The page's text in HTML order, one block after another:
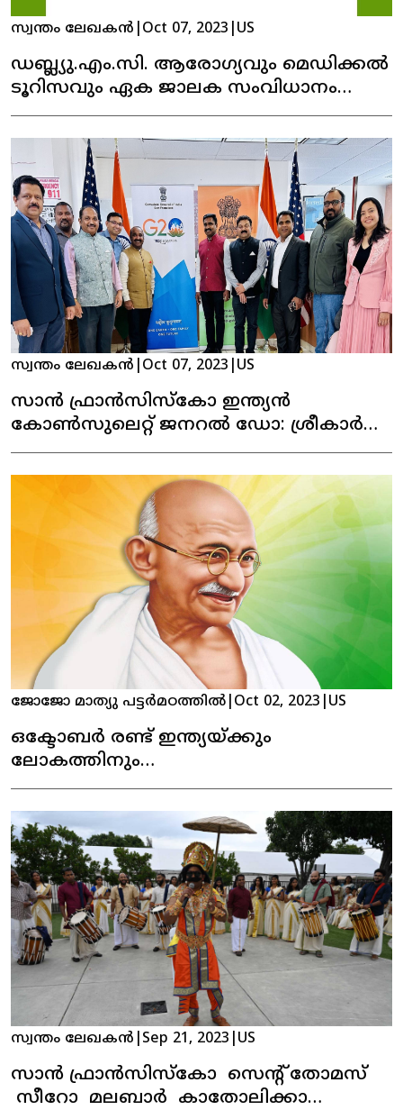
സ്വന്തം ലേഖകൻ Oct 07, 2023 US
ഡബ്ല്യു.എം.സി. ആരോഗ്യവും മെഡിക്കൽ
ടൂറിസവും ഏക ജാലക സംവിധാനം
നിലവിൽ വന്നു
സ്വന്തം ലേഖകൻ Oct 07, 2023 US
സാൻ ഫ്രാൻസിസ്കോ ഇന്ത്യൻ
കോൺസുലെറ്റ് ജനറൽ ഡോ: ശ്രീകാർ
റെഡ്‌ഡിയുമായി, മലയാളി കമ്മ്യൂണിനിറ്റി
ലീഡേഴ്‌സ് കൂടി കാഴ്ച നടത്തി
ജോജോ മാത്യു പട്ടർമഠത്തിൽ Oct 02, 2023 US
ഒക്ടോബർ രണ്ട് ഇന്ത്യയ്ക്കും
ലോകത്തിനും
വിലമതിക്കാനാവാത്ത ദിവസം
സ്വന്തം ലേഖകൻ Sep 21, 2023 US
സാൻ ഫ്രാൻസിസ്കോ സെന്റ് തോമസ്
സീറോ മലബാർ കാതോലിക്കാ